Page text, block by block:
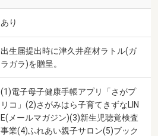
あり
出生届提出時に津久井産材ラトル(ガ
ラガラ)を贈呈。
(1)電子母子健康手帳アプリ「さがプ
リコ」(2)さがみはら子育てきずなLIN
E(メールマガジン)(3)新生児聴覚検査
事業(4)ふれあい親子サロン(5)ブック